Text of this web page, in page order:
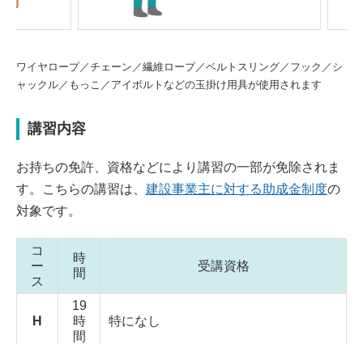
ワイヤロープ／チェーン／繊維ロープ／ベルトスリング／フック／シ
ャックル／もっこ／アイボルトなどの玉掛け用具が使用されます
講習内容
お持ちの免許、資格などにより講習の一部が免除されま
す。こちらの講習は、 建設事業主に対する助成金制度の
対象です。
コ
ー
ス
時
間
受講資格
H
19
時
間
特になし